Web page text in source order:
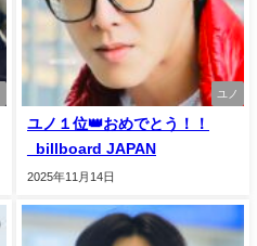
ユノ
ユノ１位👑おめでとう！！
_billboard JAPAN
2025年11月14日